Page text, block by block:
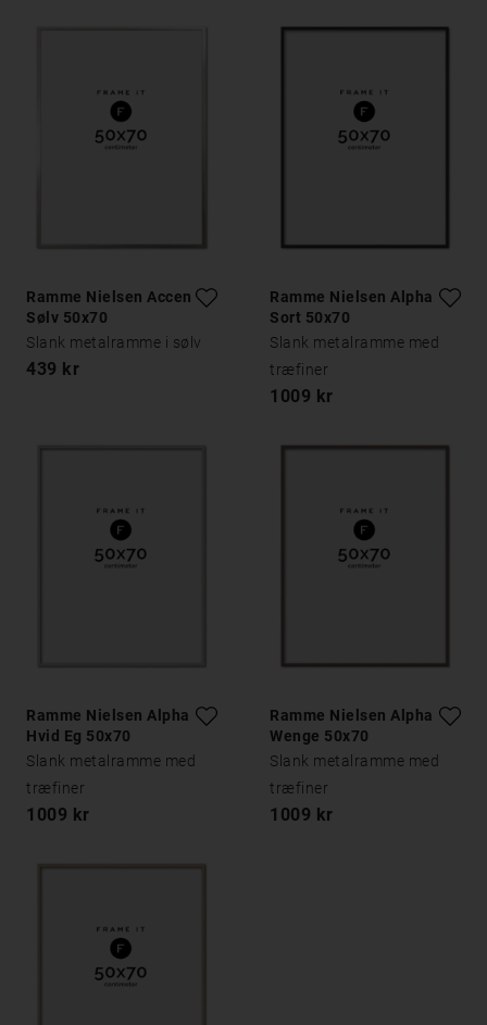
Ramme Nielsen Accent
Sølv 50x70
Slank metalramme i sølv
439 kr
Ramme Nielsen Alpha
Sort 50x70
Slank metalramme med
træfiner
1009 kr
Ramme Nielsen Alpha
Hvid Eg 50x70
Slank metalramme med
træfiner
1009 kr
Ramme Nielsen Alpha
Wenge 50x70
Slank metalramme med
træfiner
1009 kr